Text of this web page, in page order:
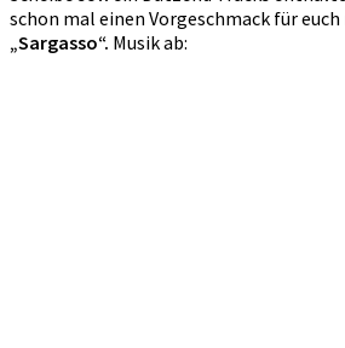
schon mal einen Vorgeschmack für
„Sargasso“. Musik ab: